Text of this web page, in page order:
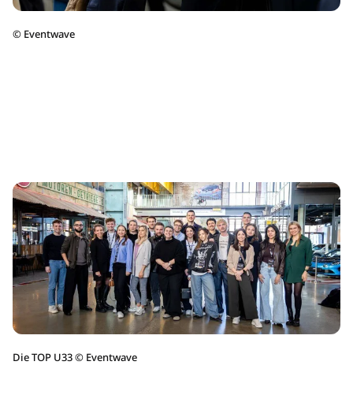
© Eventwave
Die TOP U33© Eventwave